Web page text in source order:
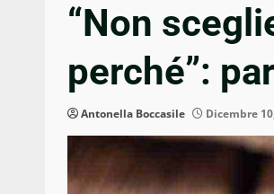
“Non
perché”:
Antonella Boccasile Dicembre